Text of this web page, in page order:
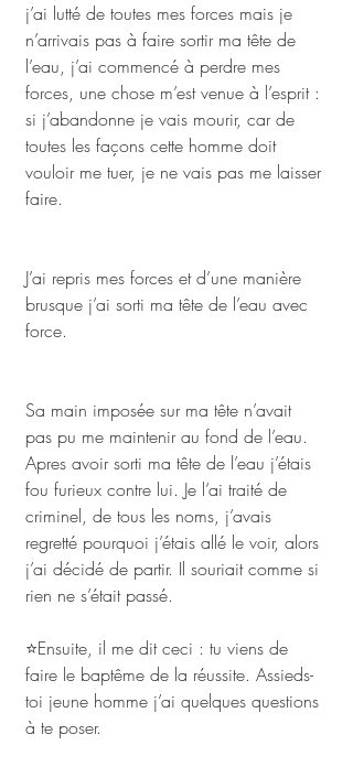
j’ai lutté de toutes mes forces mais je
n’arrivais pas à faire sortir ma tête de
l’eau, j’ai commencé à perdre mes
forces, une chose m’est venue à l’esprit :
si j’abandonne je vais mourir, car de
toutes les façons cette homme doit
vouloir me tuer, je ne vais pas me laisser
faire.
J’ai repris mes forces et d’une manière
brusque j’ai sorti ma tête de l’eau avec
force.
Sa main imposée sur ma tête n’avait
pas pu me maintenir au fond de l’eau.
Apres avoir sorti ma tête de l’eau j’étais
fou furieux contre lui. Je l’ai traité de
criminel, de tous les noms, j’avais
regretté pourquoi j’étais allé le voir, alors
j’ai décidé de partir. Il souriait comme si
rien ne s’était passé.
⭐Ensuite, il me dit ceci : tu viens de
faire le baptême de la réussite. Assieds-
toi jeune homme j’ai quelques questions
à te poser.